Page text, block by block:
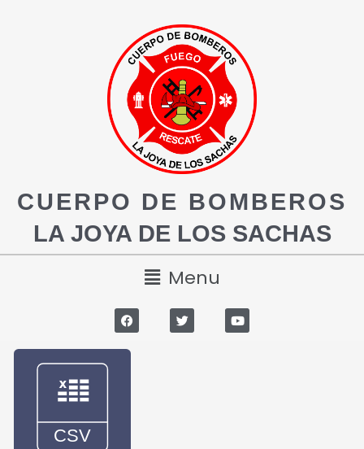
CUERPO DE BOMBEROS
LA JOYA DE LOS SACHAS
Menu